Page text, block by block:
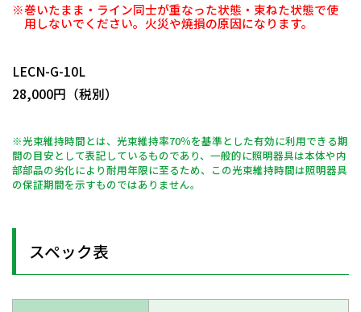
※巻いたまま・ライン同士が重なった状態・束ねた状態で使
用しないでください。火災や焼損の原因になります。
LECN-G-10L
28,000円（税別）
※光束維持時間とは、光束維持率70％を基準とした有効に利用できる期
間の目安として表記しているものであり、一般的に照明器具は本体や内
部部品の劣化により耐用年限に至るため、この光束維持時間は照明器具
の保証期間を示すものではありません。
スペック表